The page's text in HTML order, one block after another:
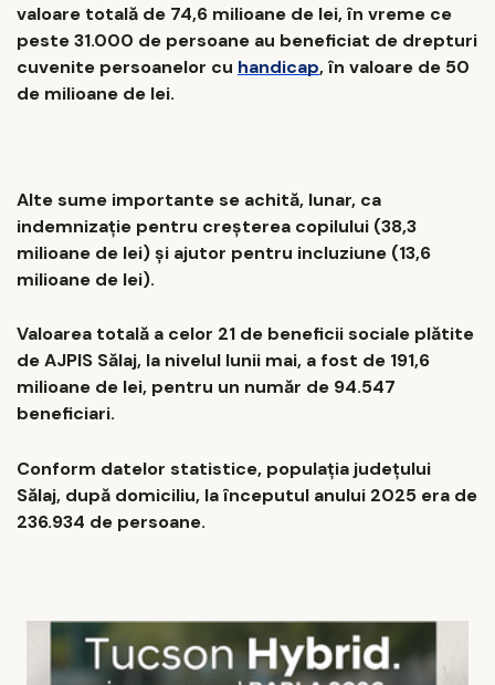
valoare totală de 74,6 milioane de lei, în vreme ce
peste 31.000 de persoane au beneficiat de drepturi
cuvenite persoanelor cu handicap, în valoare de 50
de milioane de lei.
Alte sume importante se achită, lunar, ca
indemnizație pentru creșterea copilului (38,3
milioane de lei) și ajutor pentru incluziune (13,6
milioane de lei).
Valoarea totală a celor 21 de beneficii sociale plătite
de AJPIS Sălaj, la nivelul lunii mai, a fost de 191,6
milioane de lei, pentru un număr de 94.547
beneficiari.
Conform datelor statistice, populația județului
Sălaj, după domiciliu, la începutul anului 2025 era de
236.934 de persoane.